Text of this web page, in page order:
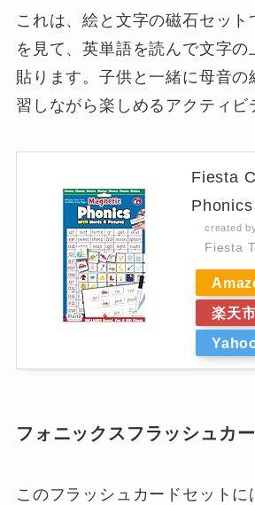
これは、絵と文字の磁石セット
を見て、英単語を読んで文字の
貼ります。子供と一緒に母音の
習しながら楽しめるアクティビ
Fiesta
created
Fiesta
楽天
フォニックスフラッシュカ
このフラッシュカードセットに